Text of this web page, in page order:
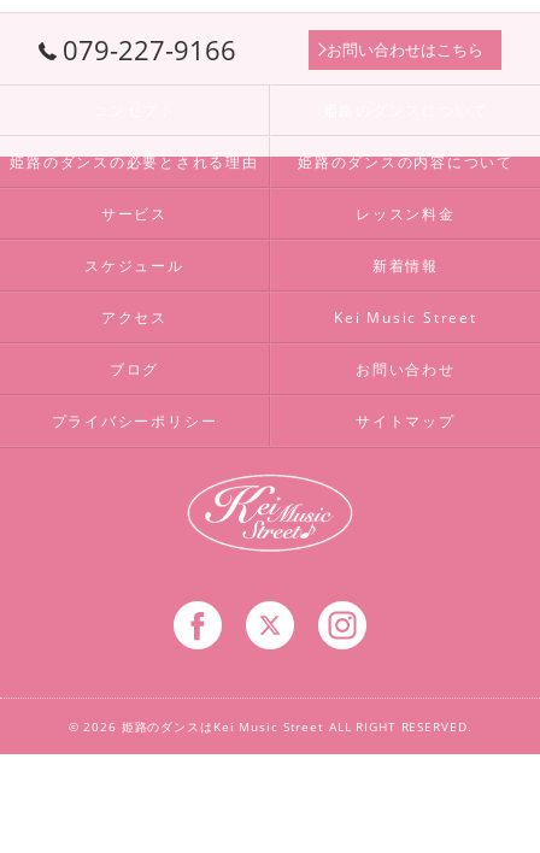
079-227-9166 お問い合わせはこちら
姫路のダンスの必要とされる理由 姫路のダンスの内容について
サービス レッスン料金
スケジュール 新着情報
アクセス Kei Music Street
ブログ お問い合わせ
プライバシーポリシー サイトマップ
© 2026 姫路のダンスはKei Music Street ALL RIGHT RESERVED.